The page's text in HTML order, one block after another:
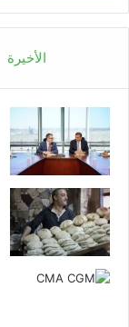
الأخيرة